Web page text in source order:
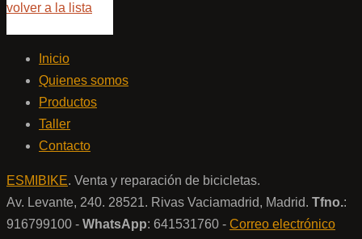
volver a la lista
Inicio
Quienes somos
Productos
Taller
Contacto
ESMIBIKE. Venta y reparación de bicicletas.
Av. Levante, 240. 28521. Rivas Vaciamadrid, Madrid. Tfno.:
916799100 - WhatsApp: 641531760 - Correo electrónico